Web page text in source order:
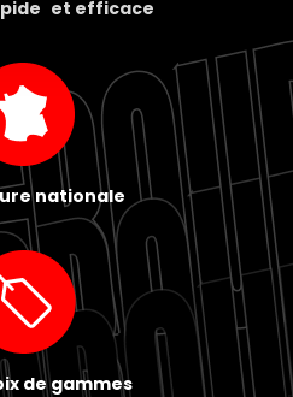
et efficace
nationale
de gammes